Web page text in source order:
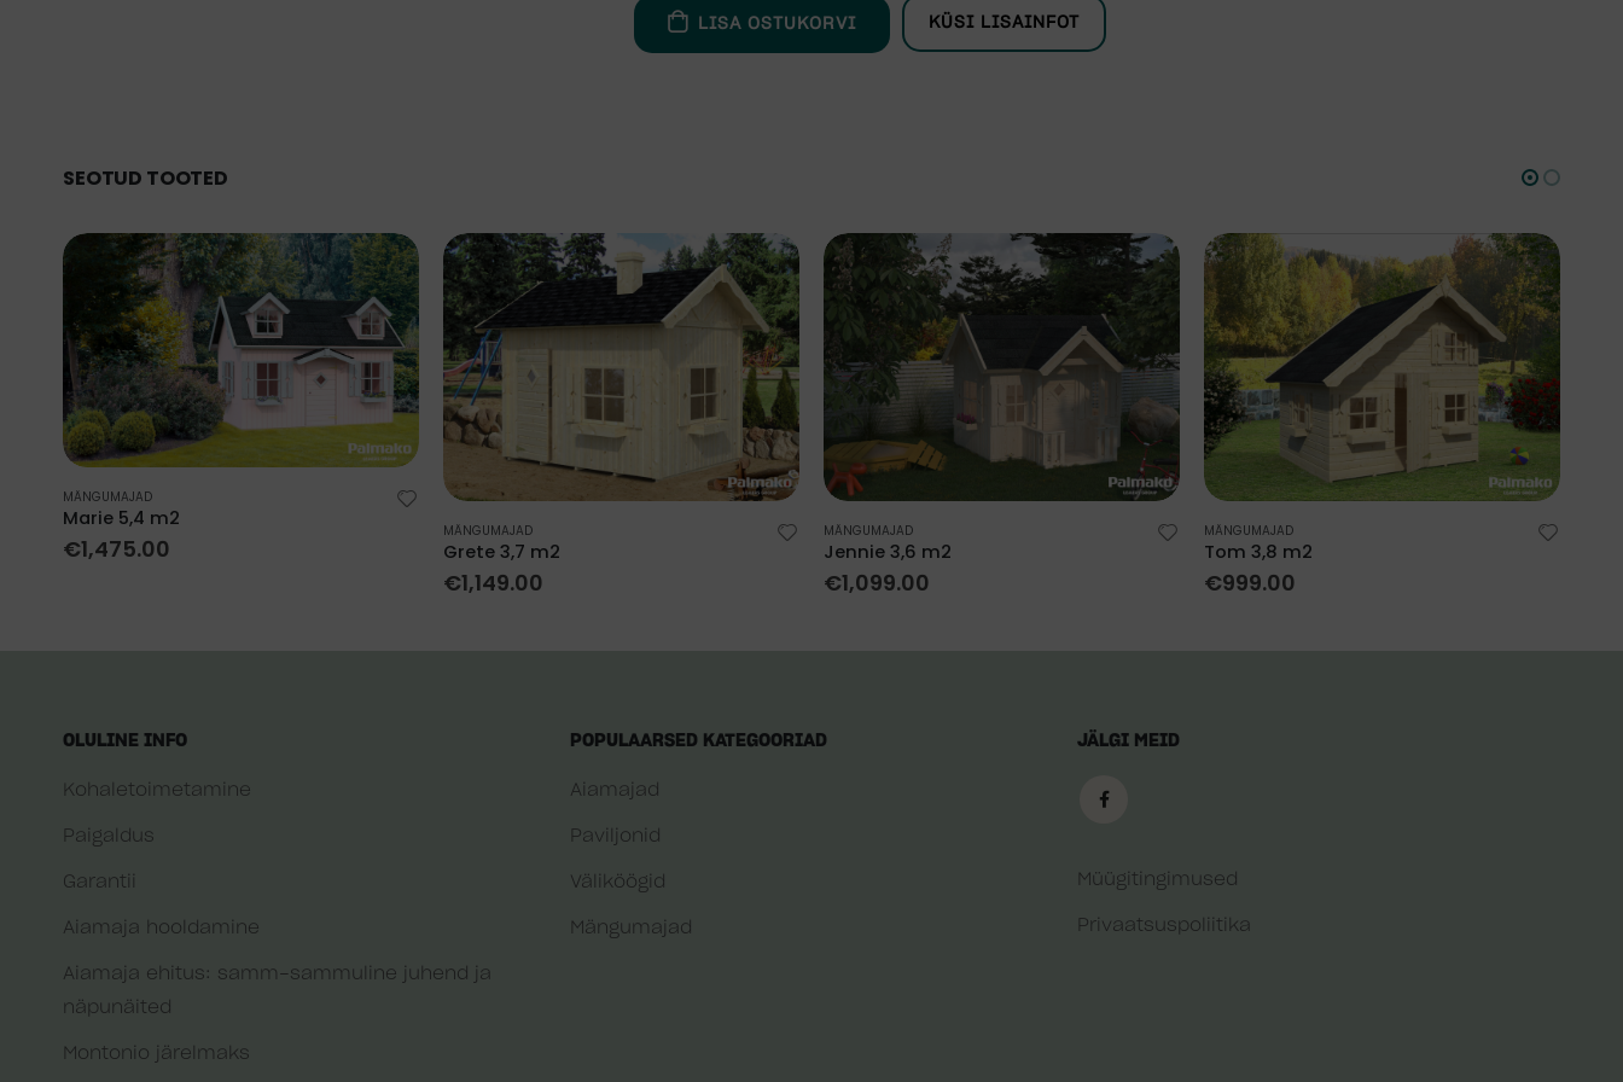
LISA OSTUKORVI KÜSI LISAINFOT
SEOTUD TOOTED
MÄNGUMAJAD
Marie 5,4 m2
€1,475.00
MÄNGUMAJAD
Grete 3,7 m2
€1,149.00
MÄNGUMAJAD
Jennie 3,6 m2
€1,099.00
MÄNGUMAJAD
Tom 3,8 m2
€999.00
OLULINE INFO
Kohaletoimetamine
Paigaldus
Garantii
Aiamaja hooldamine
Aiamaja ehitus: samm-sammuline juhend ja
näpunäited
Montonio järelmaks
POPULAARSED KATEGOORIAD
Aiamajad
Paviljonid
Väliköögid
Mängumajad
JÄLGI MEID
Müügitingimused
Privaatsuspoliitika